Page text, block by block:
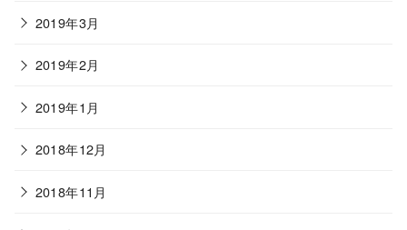
2019年3月
2019年2月
2019年1月
2018年12月
2018年11月